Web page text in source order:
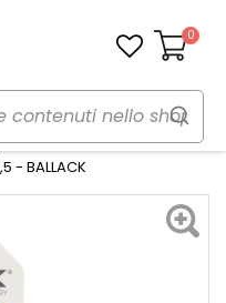
Carrello
0
- BALLACK